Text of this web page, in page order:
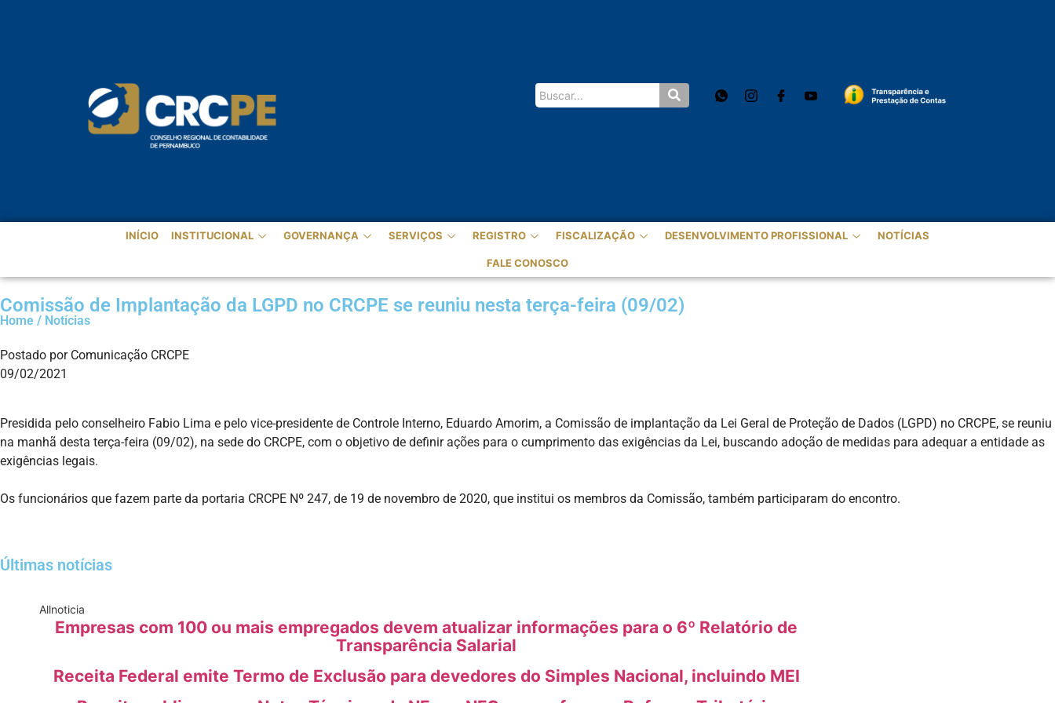
INÍCIO INSTITUCIONAL GOVERNANÇA SERVIÇOS REGISTRO FISCALIZAÇÃO DESENVOLVIMENTO PROFISSIONAL NOTÍCIAS
FALE CONOSCO
Comissão de Implantação da LGPD no CRCPE se reuniu nesta terça-feira (09/02)
Home / Notícias
Postado por Comunicação CRCPE
09/02/2021
Presidida pelo conselheiro Fabio Lima e pelo vice-presidente de Controle Interno, Eduardo Amorim, a Comissão de implantação da Lei Geral de Proteção de Dados (LGPD) no CRCPE, se reuniu
na manhã desta terça-feira (09/02), na sede do CRCPE, com o objetivo de definir ações para o cumprimento das exigências da Lei, buscando adoção de medidas para adequar a entidade as
exigências legais.
Os funcionários que fazem parte da portaria CRCPE Nº 247, de 19 de novembro de 2020, que institui os membros da Comissão, também participaram do encontro.
Últimas notícias
Allnoticia
Empresas com 100 ou mais empregados devem atualizar informações para o 6º Relatório de
Transparência Salarial
Receita Federal emite Termo de Exclusão para devedores do Simples Nacional, incluindo MEI